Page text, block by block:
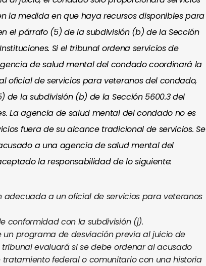
la medida en que haya recursos disponibles para
el párrafo (5) de la subdivisión (b) de la Sección
Si el tribunal ordena servicios de
de salud mental del condado coordinará la
oficial de servicios para veteranos del condado,
de la subdivisión (b) de la Sección 5600.3 del
La agencia de salud mental del condado no es
fuera de su alcance tradicional de servicios. Se
a una agencia de salud mental del
la responsabilidad de lo siguiente:
adecuada a un oficial de servicios para veteranos
conformidad con la subdivisión (j).
un programa de desviación previa al juicio de
evaluará si se debe ordenar al acusado
federal o comunitario con una historia